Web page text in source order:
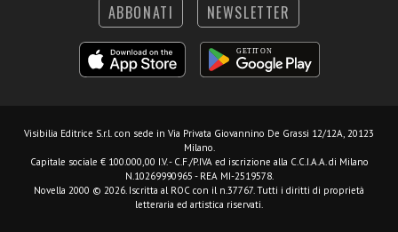
ABBONATI NEWSLETTER
Visibilia Editrice S.r.l. con sede in Via Privata Giovannino De Grassi 12/12A, 20123
Milano.
Capitale sociale € 100.000,00 I.V. - C.F./P.IVA ed iscrizione alla C.C.I.A.A. di Milano
N.10269990965 - REA MI-2519578.
Novella 2000 © 2026. Iscritta al ROC con il n.37767. Tutti i diritti di proprietà
letteraria ed artistica riservati.